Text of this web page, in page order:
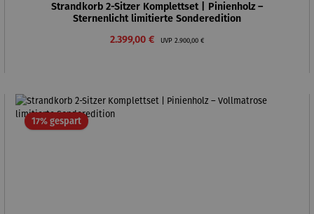
Strandkorb 2-Sitzer Komplettset | Pinienholz –
Sternenlicht limitierte Sonderedition
Verkaufspreis:
2.399,00 € UVP Regulärer Preis:
2.900,00 €
17% gespartRabatt